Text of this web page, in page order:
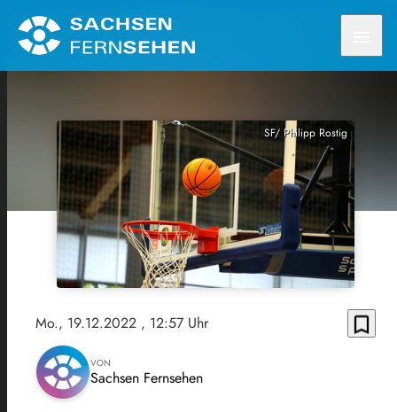
SF/ Philipp Rostig
Mo., 19.12.2022 , 12:57 Uhr bookmark_border
VON
Sachsen Fernsehen